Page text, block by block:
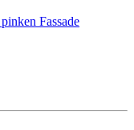
Fassade